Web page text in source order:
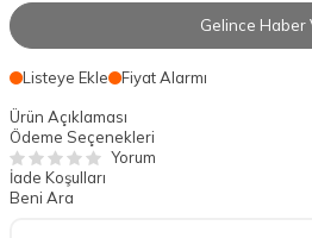
Gelince Haber
Listeye Ekle Fiyat Alarmı
Ürün Açıklaması
Ödeme Seçenekleri
Yorum
İade Koşulları
Beni Ara